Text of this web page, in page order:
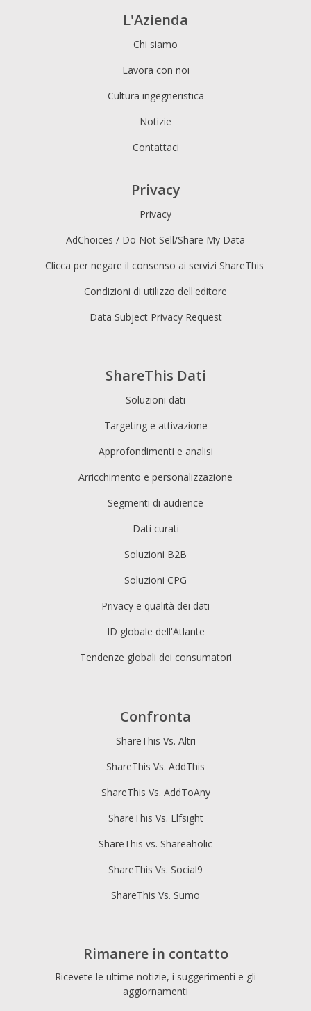
ShareThis Dati
Soluzioni dati
Targeting e attivazione
Approfondimenti e analisi
Arricchimento e personalizzazione
Segmenti di audience
Dati curati
Soluzioni B2B
Soluzioni CPG
Privacy e qualità dei dati
ID globale dell'Atlante
Tendenze globali dei consumatori
L'Azienda
Chi siamo
Lavora con noi
Cultura ingegneristica
Notizie
Contattaci
Privacy
Privacy
AdChoices / Do Not Sell/Share My Data
Clicca per negare il consenso ai servizi ShareThis
Condizioni di utilizzo dell'editore
Data Subject Privacy Request
Confronta
ShareThis Vs. Altri
ShareThis Vs. AddThis
ShareThis Vs. AddToAny
ShareThis Vs. Elfsight
ShareThis vs. Shareaholic
ShareThis Vs. Social9
ShareThis Vs. Sumo
Rimanere in contatto
Ricevete le ultime notizie, i suggerimenti e gli
aggiornamenti